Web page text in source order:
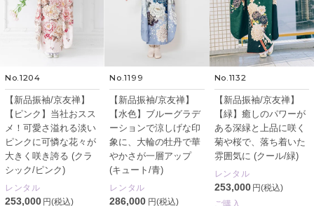
No.1204
【新品振袖/京友禅】
【ピンク】当社おスス
メ！可愛さ溢れる淡い
ピンクに可憐な花々が
大きく咲き誇る (クラ
シック/ピンク)
レンタル
253,000 円(税込)
No.1199
【新品振袖/京友禅】
【水色】ブルーグラデ
ーションで涼しげな印
象に、大輪の牡丹で華
やかさが一層アップ
(キュート/青)
レンタル
286,000 円(税込)
No.1132
【新品振袖/京友禅】
【緑】癒しのパワーが
ある深緑と上品に咲く
菊や桜で、落ち着いた
雰囲気に (クール/緑)
レンタル
253,000 円(税込)
ご購入